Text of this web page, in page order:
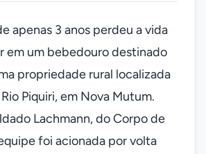
apenas 3 anos perdeu a vida
em um bebedouro destinado
propriedade rural localizada
Piquiri, em Nova Mutum.
Lachmann, do Corpo de
foi acionada por volta